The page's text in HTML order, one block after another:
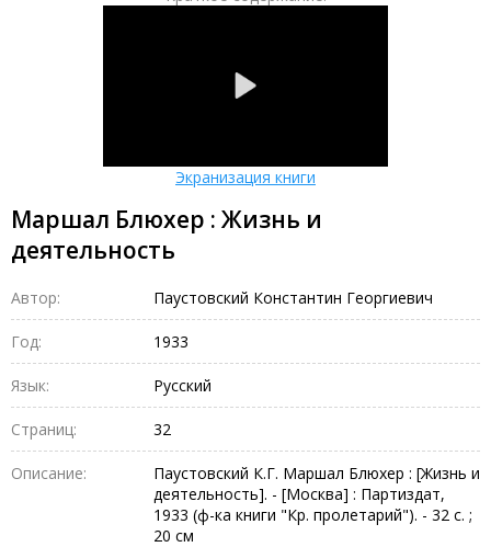
Экранизация книги
Маршал Блюхер : Жизнь и
деятельность
Автор: Паустовский Константин Георгиевич
Год: 1933
Язык: Русский
Страниц: 32
Описание:
Паустовский К.Г. Маршал Блюхер : [Жизнь и
деятельность]. - [Москва] : Партиздат,
1933 (ф-ка книги "Кр. пролетарий"). - 32 с. ;
20 см